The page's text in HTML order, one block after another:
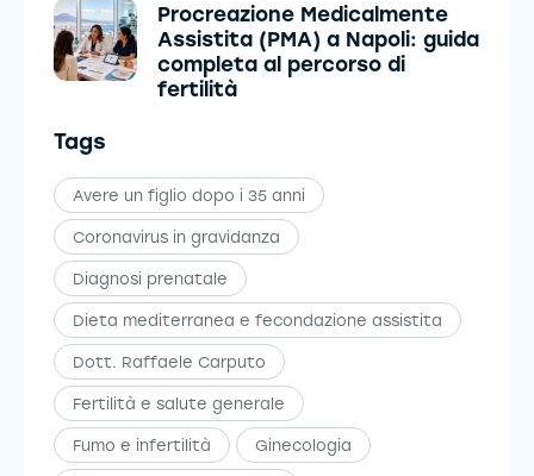
Procreazione Medicalmente
Assistita (PMA) a Napoli: guida
completa al percorso di
fertilità
Tags
Avere un figlio dopo i 35 anni
Coronavirus in gravidanza
Diagnosi prenatale
Dieta mediterranea e fecondazione assistita
Dott. Raffaele Carputo
Fertilità e salute generale
Fumo e infertilità Ginecologia